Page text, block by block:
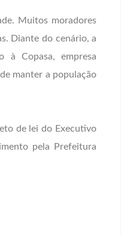
Muitos moradores
Diante do cenário, a
à Copasa, empresa
manter a população
de lei do Executivo
pela Prefeitura